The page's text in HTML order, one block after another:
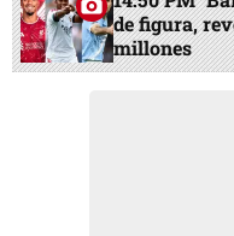
de figura,
millones